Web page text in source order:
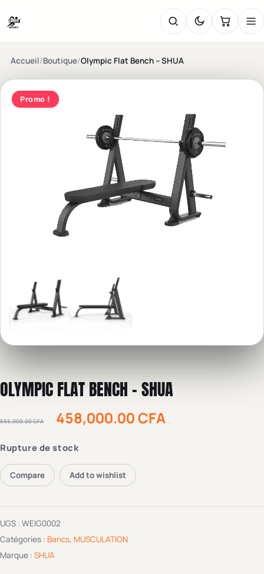
Accueil/Boutique/Olympic Flat Bench – SHUA
Promo !
OLYMPIC FLAT BENCH – SHUA
555,000.00CFA 458,000.00CFA
Rupture de stock
Compare Add to wishlist
UGS : WEIG0002
Catégories : Bancs, MUSCULATION
Marque : SHUA